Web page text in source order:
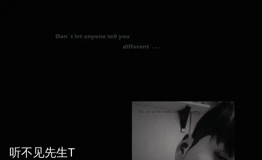
听不见先生T